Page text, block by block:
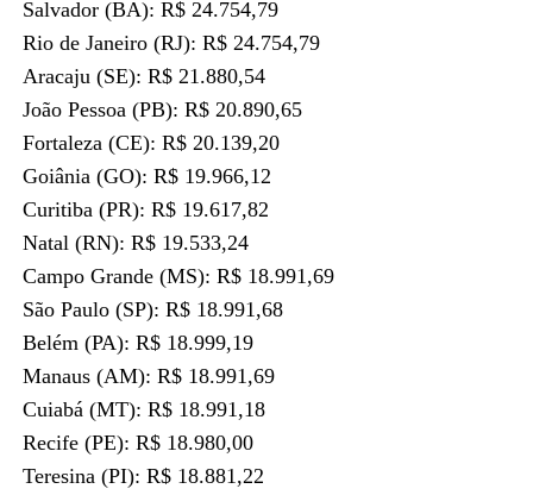
Salvador (BA): R$ 24.754,79
Rio de Janeiro (RJ): R$ 24.754,79
Aracaju (SE): R$ 21.880,54
João Pessoa (PB): R$ 20.890,65
Fortaleza (CE): R$ 20.139,20
Goiânia (GO): R$ 19.966,12
Curitiba (PR): R$ 19.617,82
Natal (RN): R$ 19.533,24
Campo Grande (MS): R$ 18.991,69
São Paulo (SP): R$ 18.991,68
Belém (PA): R$ 18.999,19
Manaus (AM): R$ 18.991,69
Cuiabá (MT): R$ 18.991,18
Recife (PE): R$ 18.980,00
Teresina (PI): R$ 18.881,22